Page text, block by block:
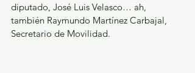
diputado, José Luis Velasco… ah,
también Raymundo Martínez Carbajal,
Secretario de Movilidad.